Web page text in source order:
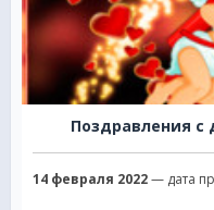
Поздравления с
14 февраля 2022— дата